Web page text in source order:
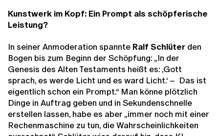
Kunstwerk im Kopf: Ein Prompt als schöpferische
Leistung?
In seiner Anmoderation spannte Ralf Schlüter den
Bogen bis zum Beginn der Schöpfung: „In der
Genesis des Alten Testaments heißt es: ‚Gott
sprach, es werde Licht und es ward Licht.‘ – Das ist
eigentlich schon ein Prompt.“ Man könne plötzlich
Dinge in Auftrag geben und in Sekundenschnelle
erstellen lassen, habe es aber „immer noch mit einer
Rechenmaschine zu tun, die Wahrscheinlichkeiten